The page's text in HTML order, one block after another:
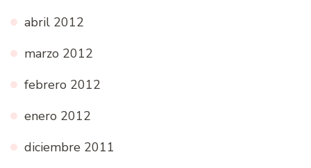
abril 2012
marzo 2012
febrero 2012
enero 2012
diciembre 2011